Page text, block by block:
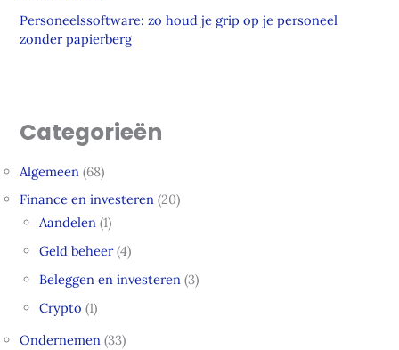
Personeelssoftware: zo houd je grip op je personeel
zonder papierberg
Categorieën
Algemeen (68)
Finance en investeren (20)
Aandelen (1)
Geld beheer(4)
Beleggen en investeren (3)
Crypto (1)
Ondernemen (33)